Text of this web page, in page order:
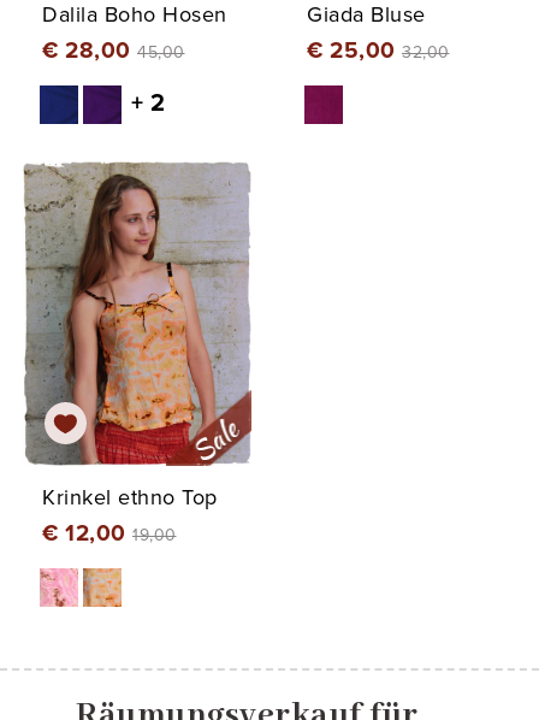
Dalila Boho Hosen
€ 28,00 45,00
+ 2
Giada Bluse
€ 25,00 32,00
Krinkel ethno Top
€ 12,00 19,00